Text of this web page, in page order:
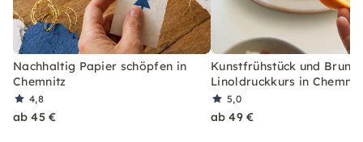
Nachhaltig Papier schöpfen in
Chemnitz
4,8
ab 45 €
Kunstfrühstück und
Linoldruckkurs in
5,0
ab 49 €